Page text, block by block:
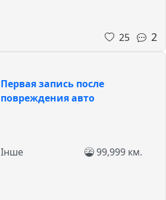
25 2
Первая запись после
повреждения авто
Інше 99,999 км.